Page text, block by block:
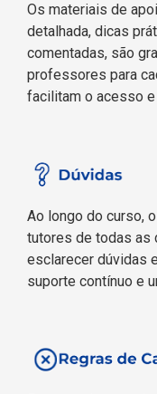
Os materiais de
detalhada, dicas
comentadas, são
professores para
facilitam o acesso
Ao longo do curso,
tutores de todas as
esclarecer dúvidas
suporte contínuo e